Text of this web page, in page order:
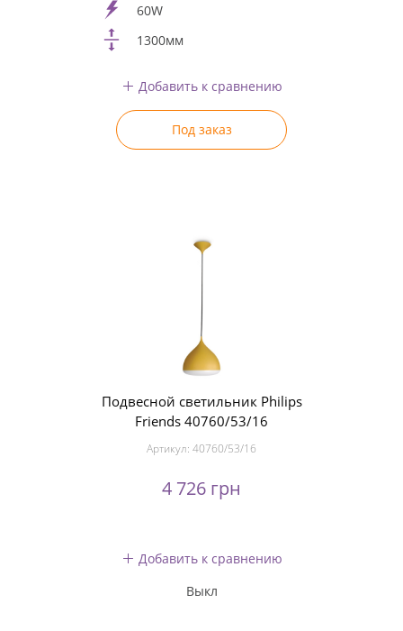
60W
1300мм
Добавить к сравнению
Под заказ
Подвесной светильник Philips
Friends 40760/53/16
Артикул: 40760/53/16
4 726 грн
Добавить к сравнению
Выкл